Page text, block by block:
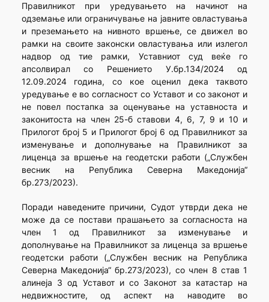
Правилникот при уредувањето на начинот на
одземање или ограничување на јавните овластувања
и преземањето на нивното вршење, се движел во
рамки на своите законски овластувања или излегол
надвор од тие рамки, Уставниот суд веќе го
апсолвирал со Решението У.бр.134/2024 од
12.09.2024 година, со кое оценил дека таквото
уредување е во согласност со Уставот и со законот и
не повел постапка за оценување на уставноста и
законитоста на член 25-б ставови 4, 6, 7, 9 и 10 и
Прилогот број 5 и Прилогот број 6 од Правилникот за
изменување и дополнување на Правилникот за
лиценца за вршење на геодетски работи („Службен
весник на Република Северна Македонија“
бр.273/2023).
Поради наведените причини, Судот утврди дека не
може да се постави прашањето за согласноста на
член 1 од Правилникот за изменување и
дополнување на Правилникот за лиценца за вршење
геодетски работи („Службен весник на Република
Северна Македонија“ бр.273/2023), со член 8 став 1
алинеја 3 од Уставот и со Законот за катастар на
недвижностите, од аспект на наводите во